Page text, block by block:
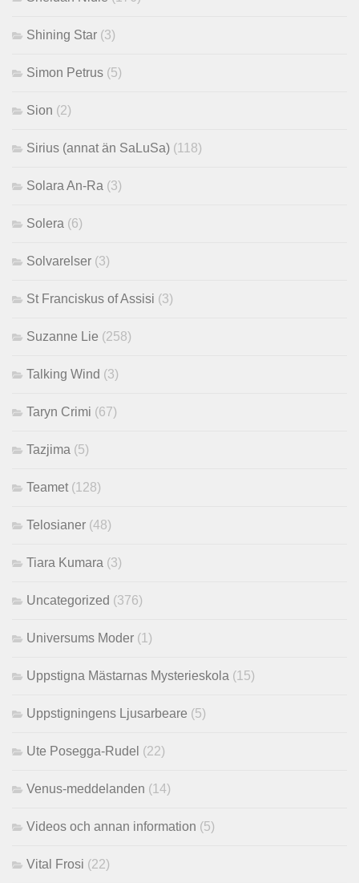
Shining Star (3)
Simon Petrus (5)
Sion (2)
Sirius (annat än SaLuSa) (118)
Solara An-Ra (3)
Solera (6)
Solvarelser (3)
St Franciskus of Assisi (3)
Suzanne Lie (258)
Talking Wind (3)
Taryn Crimi (67)
Tazjima (5)
Teamet (128)
Telosianer (48)
Tiara Kumara (3)
Uncategorized (376)
Universums Moder (1)
Uppstigna Mästarnas Mysterieskola (15)
Uppstigningens Ljusarbeare (5)
Ute Posegga-Rudel (22)
Venus-meddelanden (14)
Videos och annan information (5)
Vital Frosi (22)